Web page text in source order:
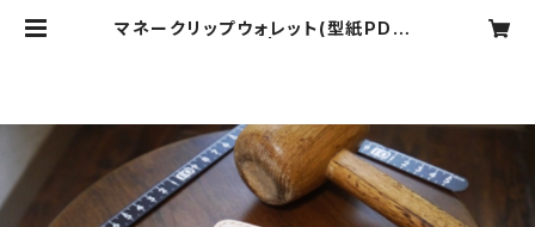
マネークリップウォレット(型紙PDFフ